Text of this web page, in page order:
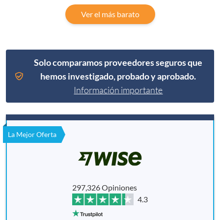
Ver el más barato
Solo comparamos proveedores seguros que
hemos investigado, probado y aprobado.
Información importante
La Mejor Oferta
297,326 Opiniones
4.3